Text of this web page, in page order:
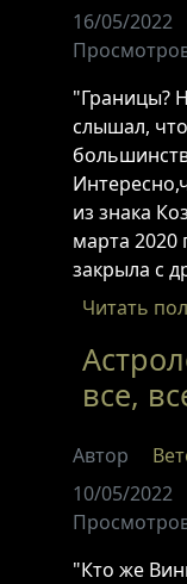
16/05/2022
"Границы?
слышал,
из знака
марта 2020
закрыла с
Читать
все,
Автор
10/05/2022
"Кто же